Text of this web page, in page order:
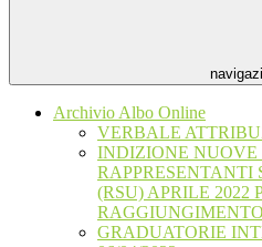
Archivio Albo Online
VERBALE
INDIZIONE NUOVE
(RSU) APRILE 2022
GRADUATORIE